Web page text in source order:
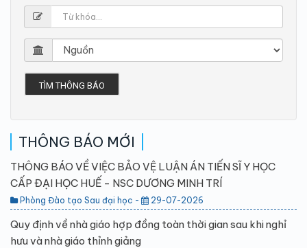
TÌM THÔNG BÁO
THÔNG BÁO MỚI
THÔNG BÁO VỀ VIỆC BẢO VỆ LUẬN ÁN TIẾN SĨ Y HỌC
CẤP ĐẠI HỌC HUẾ - NSC DƯƠNG MINH TRÍ
Phòng Đào tạo Sau đại học - 29-07-2026
Quy định về nhà giáo hợp đồng toàn thời gian sau khi nghỉ
hưu và nhà giáo thỉnh giảng